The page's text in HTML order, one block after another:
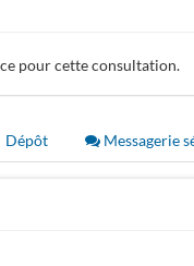
pour cette consultation.
Dépôt Messagerie